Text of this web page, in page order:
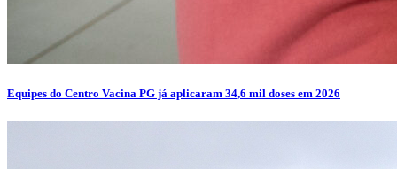
Equipes do Centro Vacina PG já aplicaram 34,6 mil doses em 2026